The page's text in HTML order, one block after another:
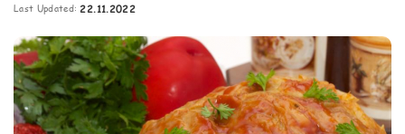
Last Updated: 22.11.2022